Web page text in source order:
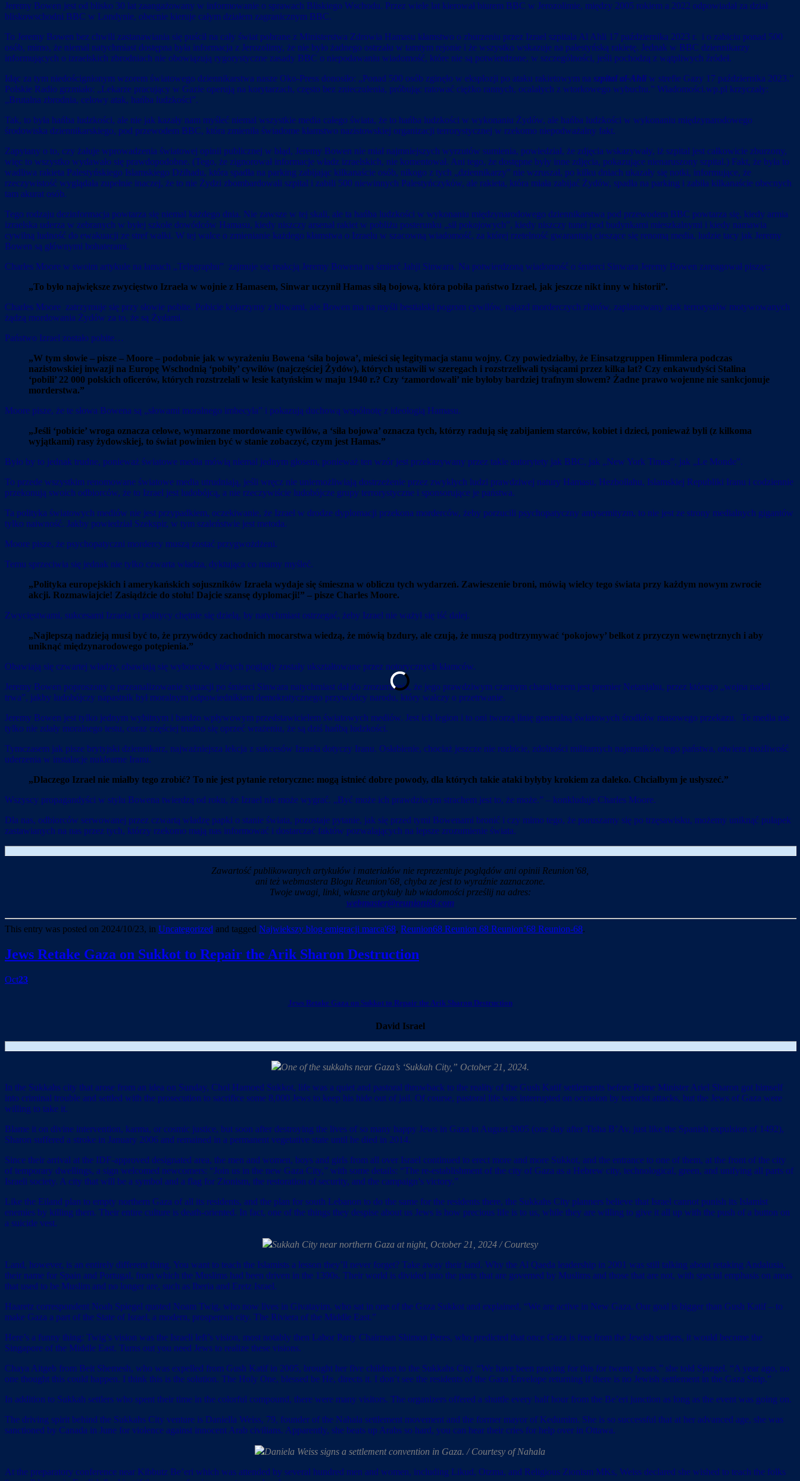
Jeremy Bowen jest od blisko 30 lat zaangażowany w informowanie o sprawach Bliskiego Wschodu. Przez wiele lat kierował biurem BBC w Jerozolimie, między 2005 rokiem a 2022 odpowiadał za dział
bliskowschodni BBC w Londynie, obecnie kieruje całym działem zagranicznym BBC.
To Jeremy Bowen bez chwili zastanawiania się puścił na cały świat pobrane z Ministerstwa Zdrowia Hamasu kłamstwo o zburzeniu przez Izrael szpitala Al Ahli 17 października 2023 r. i o zabiciu ponad 500
osób, mimo, że niemal natychmiast dostępna była informacja z Jerozolimy, że nie było żadnego ostrzału w tamtym rejonie i że wszystko wskazuje na palestyńską rakietę. Jednak w BBC dziennikarzy
informujących o izraelskich zbrodniach nie obowiązują rygorystyczne zasady BBC o niepodawaniu wiadomość, które nie są potwierdzone, w szczególności, jeśli pochodzą z wątpliwych źródeł.
Idąc za tym niedoścignionym wzorem światowego dziennikarstwa nasze Oko-Press donosiło: „Ponad 500 osób zginęło w eksplozji po ataku rakietowym na szpital al-Ahli w strefie Gazy 17 października 2023.”
Polskie Radio grzmiało: „Lekarze pracujący w Gazie operują na korytarzach, często bez znieczulenia, próbując ratować ciężko rannych, ocalałych z wtorkowego wybuchu.” Wiadomości.wp.pl krzyczały:
„Brutalna zbrodnia, celowy atak, hańba ludzkości”.
Tak, to była hańba ludzkości, ale nie jak kazały nam myśleć niemal wszystkie media całego świata, że to hańba ludzkości w wykonaniu Żydów, ale hańba ludzkości w wykonaniu międzynarodowego
środowiska dziennikarskiego, pod przewodem BBC, która zmieniła świadome kłamstwo nazistowskiej organizacji terrorystycznej w rzekomo niepodważalny fakt.
Zapytany o to, czy żałuje wprowadzenia światowej opinii publicznej w błąd, Jeremy Bowen nie miał najmniejszych wyrzutów sumienia, powiedział, że zdjęcia wskazywały, iż szpital jest całkowicie zburzony,
więc to wszystko wydawało się prawdopodobne. (Tego, że zignorował informacje władz izraelskich, nie komentował. Ani tego, że dostępne były inne zdjęcia, pokazujące nienaruszony szpital.) Fakt, że była to
wadliwa rakieta Palestyńskiego Islamskiego Dżihadu, która spadła na parking zabijając kilkanaście osób, nikogo z tych „dziennikarzy” nie wzruszał, po kilku dniach ukazały się notki, informujące, że
rzeczywistość wyglądała zupełnie inaczej, że to nie Żydzi zbombardowali szpital i zabili 500 niewinnych Palestyńczyków, ale rakieta, która miała zabijać Żydów, spadła na parking i zabiła kilkanaście obecnych
tam akurat osób.
Tego rodzaju dezinformacja powtarza się niemal każdego dnia. Nie zawsze w tej skali, ale ta hańba ludzkości w wykonaniu międzynarodowego dziennikarstwa pod przewodem BBC powtarza się, kiedy armia
izraelska uderza w zebranych w byłej szkole dowódców Hamasu, kiedy niszczy arsenał rakiet w pobliżu posterunku „sił pokojowych”, kiedy niszczy tunel pod budynkami mieszkalnymi i kiedy namawia
cywilną ludność do ewakuacji ze stref walki. W tej walce o zmienianie każdego kłamstwa o Izraelu w szacowną wiadomość, za której rzetelność gwarantują cieszące się renomą media, ludzie tacy jak Jeremy
Bowen są głównymi bohaterami.
Charles Moore w swoim artykule na łamach „Telegraphu” zajmuje się reakcją Jeremy Bowena na śmierć Jahji Sinwara. Na potwierdzoną wiadomość o śmierci Sinwara Jeremy Bowen zareagował pisząc:
„To było największe zwycięstwo Izraela w wojnie z Hamasem, Sinwar uczynił Hamas siłą bojową, która pobiła państwo Izrael, jak jeszcze nikt inny w historii”.
Charles Moore zatrzymuje się przy słowie pobite. Pobicie kojarzymy z bitwami, ale Bowen ma na myśli bestialski pogrom cywilów, najazd morderczych zbirów, zaplanowany atak terrorystów motywowanych
żądzą mordowania Żydów za to, że są Żydami.
Państwo Izrael zostało pobite…
„W tym słowie – pisze – Moore – podobnie jak w wyrażeniu Bowena ‘siła bojowa’, mieści się legitymacja stanu wojny. Czy powiedziałby, że Einsatzgruppen Himmlera podczas
nazistowskiej inwazji na Europę Wschodnią ‘pobiły’ cywilów (najczęściej Żydów), których ustawili w szeregach i rozstrzeliwali tysiącami przez kilka lat? Czy enkawudyści Stalina
‘pobili’ 22 000 polskich oficerów, których rozstrzelali w lesie katyńskim w maju 1940 r.? Czy ‘zamordowali’ nie byłoby bardziej trafnym słowem? Żadne prawo wojenne nie sankcjonuje
morderstwa.”
Moore pisze, że te słowa Bowena są „słowami moralnego imbecyla” i pokazują duchową wspólnotę z ideologią Hamasu.
„Jeśli ‘pobicie’ wroga oznacza celowe, wymarzone mordowanie cywilów, a ‘siła bojowa’ oznacza tych, którzy radują się zabijaniem starców, kobiet i dzieci, ponieważ byli (z kilkoma
wyjątkami) rasy żydowskiej, to świat powinien być w stanie zobaczyć, czym jest Hamas.”
Było by to jednak trudne, ponieważ światowe media mówią niemal jednym głosem, ponieważ ten wzór jest przekazywany przez takie autorytety jak BBC, jak „New York Times”, jak „Le Monde”.
To przede wszystkim renomowane światowe media utrudniają, jeśli wręcz nie uniemożliwiają dostrzeżenie przez zwykłych ludzi prawdziwej natury Hamasu, Hezbollahu, Islamskiej Republiki Iranu i codziennie
przekonują swoich odbiorców, że to Izrael jest ludobójcą, a nie rzeczywiście ludobójcze grupy terrorystyczne i sponsorujące je państwa.
Ta polityka światowych mediów nie jest przypadkiem, oczekiwanie, że Izrael w drodze dyplomacji przekona morderców, żeby porzucili psychopatyczny antysemityzm, to nie jest ze strony medialnych gigantów
tylko naiwność. Jakby powiedział Szekspir, w tym szaleństwie jest metoda.
Moore pisze, że psychopatyczni mordercy muszą zostać przygwożdżeni.
Temu sprzeciwia się jednak nie tylko czwarta władza, dyktująca co mamy myśleć.
„Polityka europejskich i amerykańskich sojuszników Izraela wydaje się śmieszna w obliczu tych wydarzeń. Zawieszenie broni, mówią wielcy tego świata przy każdym nowym zwrocie
akcji. Rozmawiajcie! Zasiądźcie do stołu! Dajcie szansę dyplomacji!” – pisze Charles Moore.
Zwycięstwami, sukcesami Izraela ci politycy chętnie się dzielą, by natychmiast ostrzegać, żeby Izrael nie ważył się iść dalej.
„Najlepszą nadzieją musi być to, że przywódcy zachodnich mocarstwa wiedzą, że mówią bzdury, ale czują, że muszą podtrzymywać ‘pokojowy’ bełkot z przyczyn wewnętrznych i aby
uniknąć międzynarodowego potępienia.”
Obawiają się czwartej władzy, obawiają się wyborców, których poglądy zostały ukształtowane przez notorycznych kłamców.
Jeremy Bowen poproszony o przeanalizowanie sytuacji po śmierci Sinwara natychmiast dał do zrozumienia, że jego prawdziwym czarnym charakterem jest premier Netanjahu, przez którego „wojna nadal
trwa”, jakby ludobójczy napastnik był moralnym odpowiednikiem demokratycznego przywódcy narodu, który walczy o przetrwanie.
Jeremy Bowen jest tylko jednym wybitnym i bardzo wpływowym przedstawicielem światowych mediów. Jest ich legion i to oni tworzą linię generalną światowych środków masowego przekazu. Te media nie
tylko nie zdały moralnego testu, coraz częściej trudno się oprzeć wrażeniu, że są dziś hańbą ludzkości.
Tymczasem jak pisze brytyjski dziennikarz, najważniejsza lekcja z sukcesów Izraela dotyczy Iranu. Osłabienie, chociaż jeszcze nie rozbicie, zdolności militarnych najemników tego państwa, otwiera możliwość
uderzenia w instalacje nuklearne Iranu.
„Dlaczego Izrael nie miałby tego zrobić? To nie jest pytanie retoryczne: mogą istnieć dobre powody, dla których takie ataki byłyby krokiem za daleko. Chciałbym je usłyszeć.”
Wszyscy propagandyści w stylu Bowena twierdzą od roku, że Izrael nie może wygrać. „Być może ich prawdziwym strachem jest to, że może.” – konkluduje Charles Moore.
Dla nas, odbiorców serwowanej przez czwartą władzę papki o stanie świata, pozostaje pytanie, jak się przed tymi Bowenami bronić i czy mimo tego, że poruszamy się po trzęsawisku, możemy uniknąć pułapek
zastawianych na nas przez tych, którzy rzekomo mają nas informować i dostarczać faktów pozwalających na lepsze zrozumienie świata.
Zawartość publikowanych artykułów i materiałów nie reprezentuje poglądów ani opinii Reunion’68,
ani też webmastera Blogu Reunion’68, chyba ze jest to wyraźnie zaznaczone.
Twoje uwagi, linki, własne artykuły lub wiadomości prześlij na adres:
webmaster@reunion68.com
This entry was posted on 2024/10/23, in Uncategorized and tagged Najwiekszy blog emigracji marca'68, Reunion68 Reunion 68 Reunion’68 Reunion-68.
Jews Retake Gaza on Sukkot to Repair the Arik Sharon Destruction
Oct23
Jews Retake Gaza on Sukkot to Repair the Arik Sharon Destruction
David Israel
One of the sukkahs near Gaza’s ‘Sukkah City,” October 21, 2024.
In the Sukkahs city that arose from an idea on Sunday, Chol Hamoed Sukkot, life was a quiet and pastoral throwback to the reality of the Gush Katif settlements before Prime Minister Ariel Sharon got himself
into criminal trouble and settled with the prosecution to sacrifice some 8,000 Jews to keep his hide out of jail. Of course, pastoral life was interrupted on occasion by terrorist attacks, but the Jews of Gaza were
willing to take it.
Blame it on divine intervention, karma, or cosmic justice, but soon after destroying the lives of so many happy Jews in Gaza in August 2005 (one day after Tisha B’Av, just like the Spanish expulsion of 1492),
Sharon suffered a stroke in January 2006 and remained in a permanent vegetative state until he died in 2014.
Since their arrival at the IDF-approved designated area, the men and women, boys and girls from all over Israel continued to erect more and more Sukkot, and the entrance to one of them, at the front of the city
of temporary dwellings, a sign welcomed newcomers: “Join us in the new Gaza City,” with some details: “The re-establishment of the city of Gaza as a Hebrew city, technological, green, and unifying all parts of
Israeli society. A city that will be a symbol and a flag for Zionism, the restoration of security, and the campaign’s victory.”
Like the Eiland plan to empty northern Gaza of all its residents, and the plan for south Lebanon to do the same for the residents there, the Sukkahs City planners believe that Israel cannot punish its Islamist
enemies by killing them. Their entire culture is death-oriented. In fact, one of the things they despise about us Jews is how precious life is to us, while they are willing to give it all up with the push of a button on
a suicide vest.
Sukkah City near northern Gaza at night, October 21, 2024 / Courtesy
Land, however, is an entirely different thing. You want to teach the Islamists a lesson they’ll never forget? Take away their land. Why the Al Qaeda leadership in 2001 was still talking about retaking Andalusia,
their name for Spain and Portugal, from which the Muslims had been driven in the 1390s. Their world is divided into the parts that are governed by Muslims and those that are not, with special emphasis on areas
that used to be Muslim and no longer are, such as Iberia and Eretz Israel.
Haaretz correspondent Noah Spiegel quoted Noam Twig, who now lives in Givatayim, who sat in one of the Gaza Sukkot and explained, “We are active in New Gaza. Our goal is bigger than Gush Katif – to
make Gaza a part of the State of Israel, a modern, prosperous city. The Riviera of the Middle East.”
Here’s a funny thing: Twig’s vision was the Israeli left’s vision, most notably then Labor Party Chairman Shimon Peres, who predicted that once Gaza is free from the Jewish settlers, it would become the
Singapore of the Middle East. Turns out you need Jews to realize these visions.
Chaya Aitgeb from Beit Shemesh, who was expelled from Gush Katif in 2005, brought her five children to the Sukkahs City. “We have been praying for this for twenty years,” she told Spiegel. “A year ago, no
one thought this could happen. I think this is the solution. The Holy One, blessed be He, directs it. I don’t see the residents of the Gaza Envelope returning if there is no Jewish settlement in the Gaza Strip.”
In addition to Sukkah settlers who spent their time in the colorful compound, there were many visitors. The organizers offered a shuttle every half hour from the Be’eri junction as long as the event was going on.
The driving spirit behind the Sukkahs City venture is Daniella Weiss, 79, founder of the Nahala settlement movement and the former mayor of Kedumim. She is so successful that at her advanced age, she was
sanctioned by Canada in June for violence against innocent Arab civilians. Apparently, she beats up Arabs so hard, you can hear their cries for help over in Ottawa.
Daniela Weiss signs a settlement convention in Gaza. / Courtesy of Nahala
At the preparatory conference near Kibbutz Be’eri which was attended by several hundred men and women, including Likud, Otzma, and Religious Zionism MKs, Weiss declared she wished to teach the folks